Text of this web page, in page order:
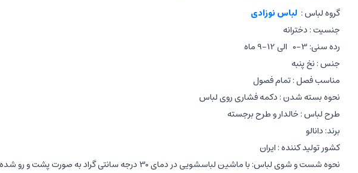
گروه لباس : لباس نوزادی
جنسیت : دخترانه
رده سنی: 3-0 الی 12-9 ماه
جنس : نخ پنبه
مناسب فصل : تمام فصول
نحوه بسته شدن : دکمه فشاری روی لباس
طرح لباس : خالدار و طرح برجسته
برند: دانالو
کشور تولید کننده : ایران
نحوه شست و شوی لباس: با ماشین لباسشویی در دمای 30 درجه سانتی گراد به صورت پشت و رو شده